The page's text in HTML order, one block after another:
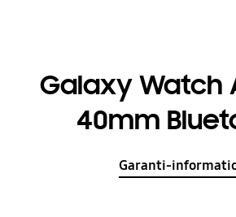
Galaxy Watch
40mm
Garanti-